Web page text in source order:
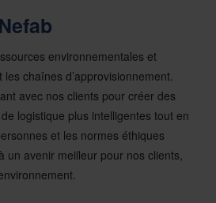
environnementales et
chaînes d’approvisionnement.
avec nos clients pour créer des
logistique plus intelligentes tout en
et les normes éthiques
un avenir meilleur pour nos clients,